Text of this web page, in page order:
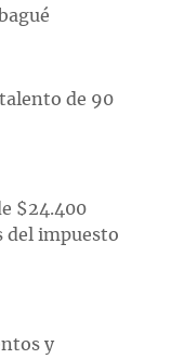
de 90
$24.400
del impuesto
y